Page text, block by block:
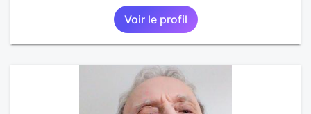
Voir le profil